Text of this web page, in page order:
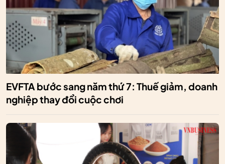
EVFTA bước sang năm thứ 7: Thuế giảm, doanh
nghiệp thay đổi cuộc chơi